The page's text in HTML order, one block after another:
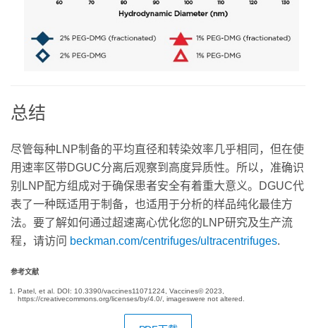
总结
尽管每种LNP制备的平均直径和转染效率几乎相同，但在使
用速率区带DGUC分离后观察到高度异质性。所以，准确识
别LNP配方组成对于确保患者安全有着重大意义。DGUC代
表了一种既适用于制备，也适用于分析的样品纯化最佳方
法。要了解如何通过超速离心优化您的LNP研究及生产流
程，请访问 beckman.com/centrifuges/ultracentrifuges.
参考文献
Patel, et al. DOI: 10.3390/vaccines11071224, Vaccines© 2023,
https://creativecommons.org/licenses/by/4.0/, imageswere not altered.